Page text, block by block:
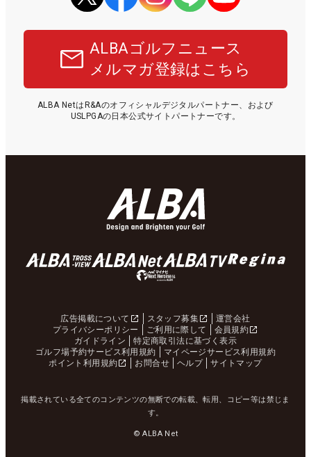
ALBAゴルフニュース
メルマガ登録はこちら
ALBA NetはR&Aのオフィシャルデジタルパートナー、および
USLPGAの日本公式サイトパートナーです。
広告掲載について スタッフ募集
運営会社
プライバシーポリシー
ご利用に際して
会員規約
ガイドライン
特定商取引法に基づく表示
ゴルフ場予約サービス利用規約
マイページサービス利用規約
ポイント利用規約
お問合せ ヘルプ サイトマップ
掲載されている全てのコンテンツの無断での転載、転用、コピー等は禁じま
す。
© ALBA Net